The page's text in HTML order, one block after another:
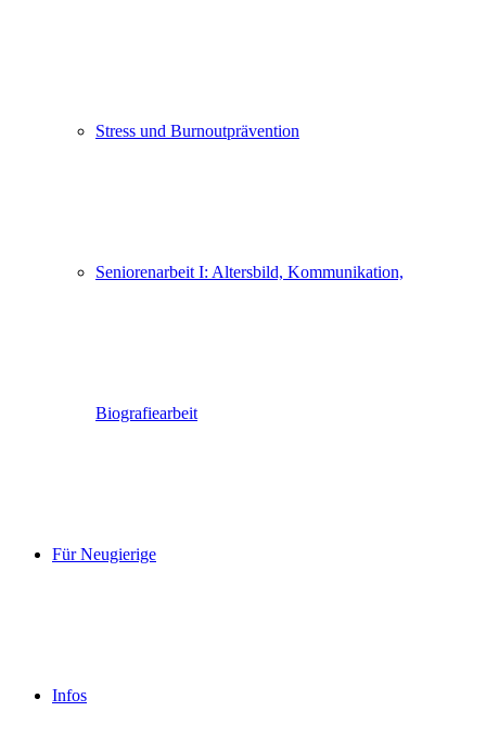
Stress und Burnoutprävention
Seniorenarbeit I: Altersbild, Kommunikation,
Biografiearbeit
Für Neugierige
Infos